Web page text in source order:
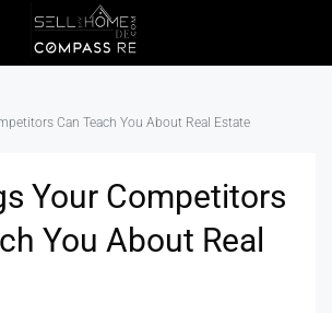
Can Teach You About Real Estate
Your Competitors
You About Real